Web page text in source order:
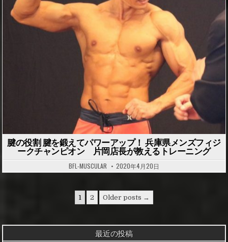
o
s
e
腱の役割 腱を鍛えてパワーアップ！ 兵庫県メンズフィジ
ークチャンピオン 片岡店長が教えるトレーニング
BFL-MUSCULAR 2020年4月20日
稿
1 2 Older posts →
最近の投稿